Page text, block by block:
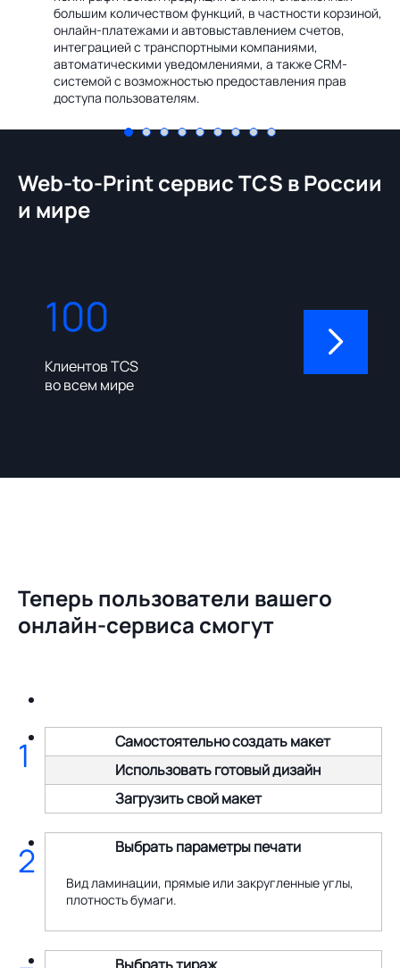
большим количеством функций, в частности корзиной,
онлайн-платежами и автовыставлением счетов,
интеграцией с транспортными компаниями,
автоматическими уведомлениями, а также CRM-
системой с возможностью предоставления прав
доступа пользователям.
Web-to-Print сервис TCS в России
и мире
100
Клиентов TCS
во всем мире
310
Теперь пользователи вашего
онлайн-сервиса смогут
Самостоятельно создать макет
Использовать готовый дизайн
Загрузить свой макет
1
Выбрать параметры печати
Вид ламинации, прямые или закругленные углы,
плотность бумаги.
2